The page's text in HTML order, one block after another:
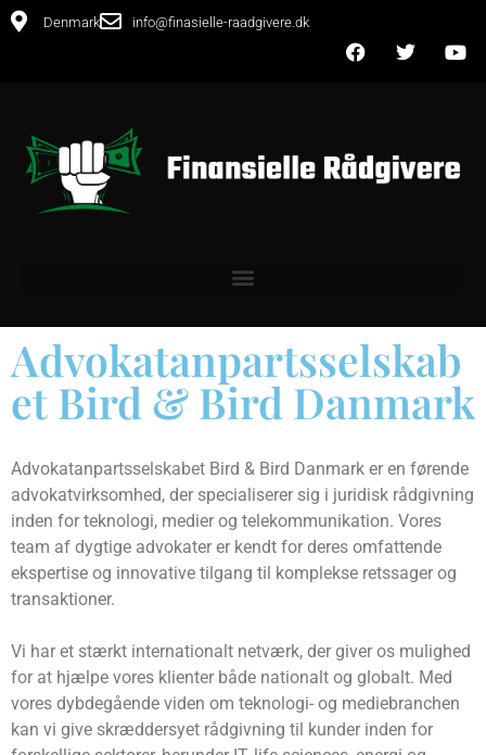
Denmark info@finasielle-raadgivere.dk
Advokatanpartsselskab
et Bird & Bird Danmark
Advokatanpartsselskabet Bird & Bird Danmark er en førende
advokatvirksomhed, der specialiserer sig i juridisk rådgivning
inden for teknologi, medier og telekommunikation. Vores
team af dygtige advokater er kendt for deres omfattende
ekspertise og innovative tilgang til komplekse retssager og
transaktioner.
Vi har et stærkt internationalt netværk, der giver os mulighed
for at hjælpe vores klienter både nationalt og globalt. Med
vores dybdegående viden om teknologi- og mediebranchen
kan vi give skræddersyet rådgivning til kunder inden for